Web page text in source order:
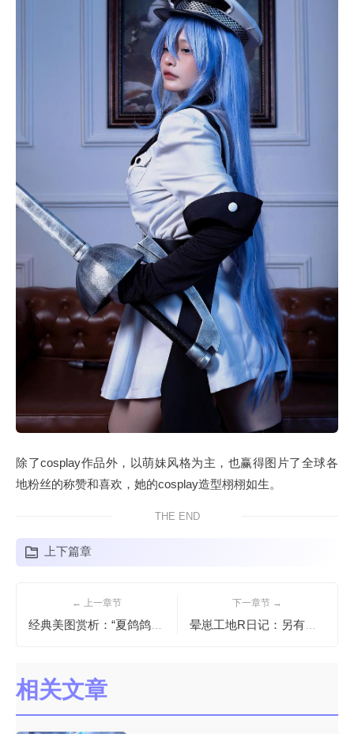
除了cosplay作品外，以萌妹风格为主，也赢得图片了全球各
地粉丝的称赞和喜欢，她的cosplay造型栩栩如生。
THE END
上下篇章
← 上一章节 下一章节 →
晕崽工地R日记：另有一种好看工地，让你看到不一样的景象
相关文章